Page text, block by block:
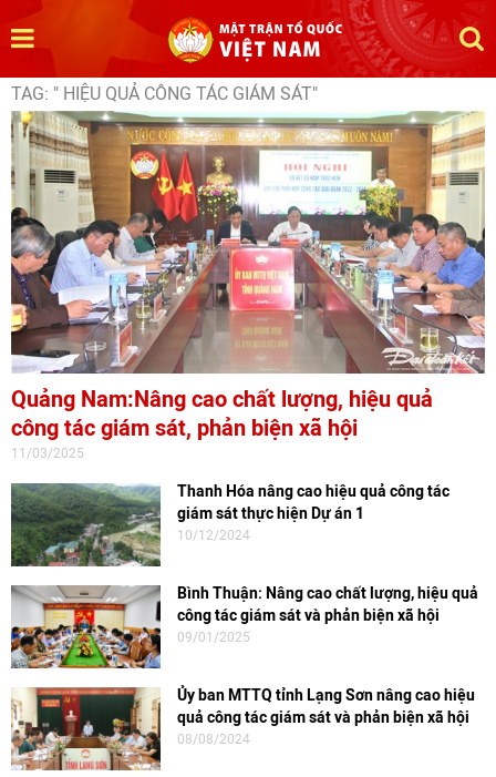
TAG: " HIỆU QUẢ CÔNG TÁC GIÁM SÁT"
Quảng Nam:Nâng cao chất lượng, hiệu quả
công tác giám sát, phản biện xã hội
11/03/2025
Thanh Hóa nâng cao hiệu quả công tác
giám sát thực hiện Dự án 1
10/12/2024
Bình Thuận: Nâng cao chất lượng, hiệu quả
công tác giám sát và phản biện xã hội
09/01/2025
Ủy ban MTTQ tỉnh Lạng Sơn nâng cao hiệu
quả công tác giám sát và phản biện xã hội
08/08/2024